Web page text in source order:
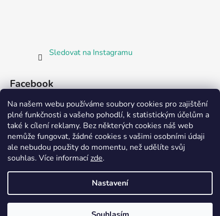
Na našem webu používáme soubory cookies pro zajištění
plné funkčnosti a vašeho pohodlí, k statistickým účelům a
také k cílení reklamy. Bez některých cookies náš web
nemůže fungovat, žádné cookies s vašimi osobními údaji
ale nebudou použity do momentu, než udělíte svůj
souhlas. Více informacízde.
Nastavení
Sledovat na Instagramu
Facebook
Partnerská prodejna Barefoot Plzeň
Vytvořil Shoptet